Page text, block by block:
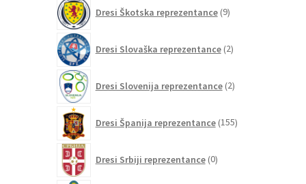
Dresi Škotska reprezentance 9izdelkov
Dresi Slovaška reprezentance 2izdelka
Dresi Slovenija reprezentance 2izdelka
Dresi Španija reprezentance 155izdelkov
Dresi Srbiji reprezentance 0izdelkov